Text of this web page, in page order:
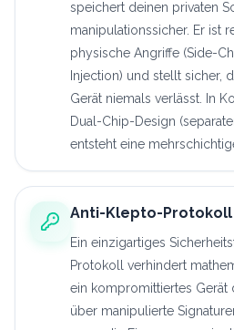
speichert deinen privaten
manipulationssicher. Er ist
physische Angriffe (Side-
Injection) und stellt sicher,
Gerät niemals verlässt. In
Dual-Chip-Design
entsteht eine
Anti-Klepto-Protokoll
Ein einzigartiges
Protokoll verhindert
ein kompromittiertes Gerät
über manipulierte